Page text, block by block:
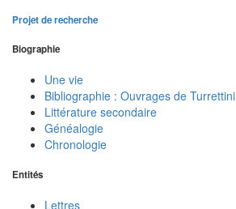
Projet de recherche
Biographie
Une vie
Bibliographie : Ouvrages de Turrettini
Littérature secondaire
Généalogie
Chronologie
Entités
Lettres